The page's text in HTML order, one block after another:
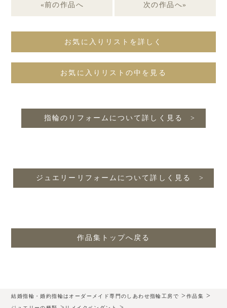
«前の作品へ 次の作品へ»
お気に入りリストを詳しく
お気に入りリストの中を見る
指輪のリフォームについて詳しく見る
ジュエリーリフォームについて詳しく見る
作品集トップへ戻る
結婚指輪・婚約指輪はオーダーメイド専門のしあわせ指輪工房で > 作品集 >